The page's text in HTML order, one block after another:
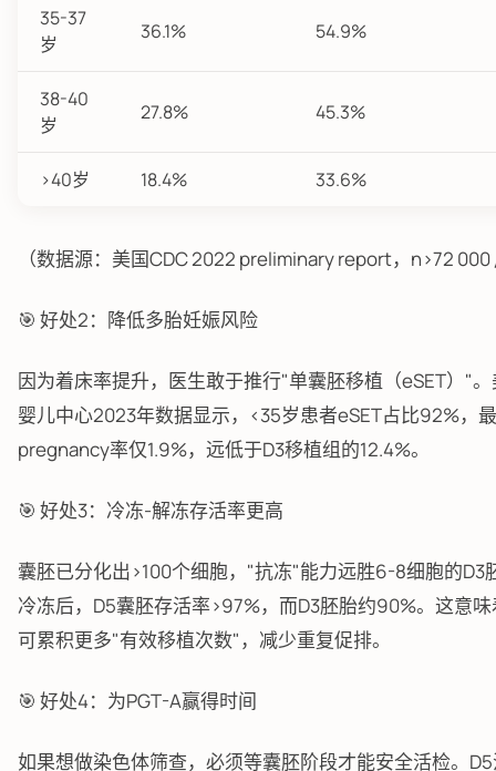
35-37
岁
36.1% 54.9%
38-40
岁
27.8% 45.3%
>40岁 18.4% 33.6%
（数据源：美国CDC 2022 preliminary report，n>72 000
🎯 好处2：降低多胎妊娠风险
因为着床率提升，医生敢于推行"单囊胚移植（eSET）"
婴儿中心2023年数据显示，<35岁患者eSET占比92%，
pregnancy率仅1.9%，远低于D3移植组的12.4%。
🎯 好处3：冷冻-解冻存活率更高
囊胚已分化出>100个细胞，"抗冻"能力远胜6-8细胞的D3
冷冻后，D5囊胚存活率>97%，而D3胚胎约90%。这意
可累积更多"有效移植次数"，减少重复促排。
🎯 好处4：为PGT-A赢得时间
如果想做染色体筛查，必须等囊胚阶段才能安全活检。